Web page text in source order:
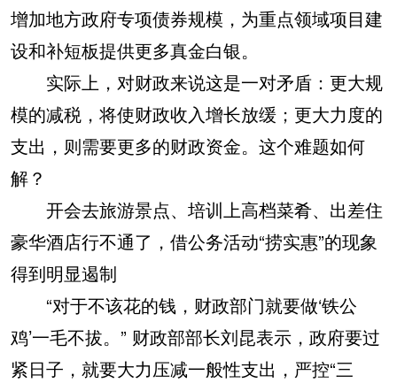
增加地方政府专项债券规模，为重点领域项目建
设和补短板提供更多真金白银。
实际上，对财政来说这是一对矛盾：更大规
模的减税，将使财政收入增长放缓；更大力度的
支出，则需要更多的财政资金。这个难题如何
解？
开会去旅游景点、培训上高档菜肴、出差住
豪华酒店行不通了，借公务活动“捞实惠”的现象
得到明显遏制
“对于不该花的钱，财政部门就要做‘铁公
鸡’一毛不拔。” 财政部部长刘昆表示，政府要过
紧日子，就要大力压减一般性支出，严控“三